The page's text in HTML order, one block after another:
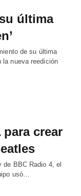
última
de su última
la nueva reedición
para crear
de BBC Radio 4, el
usó…